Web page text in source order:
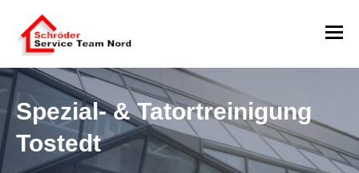
Spezial- & Tatortreinigung
Tostedt